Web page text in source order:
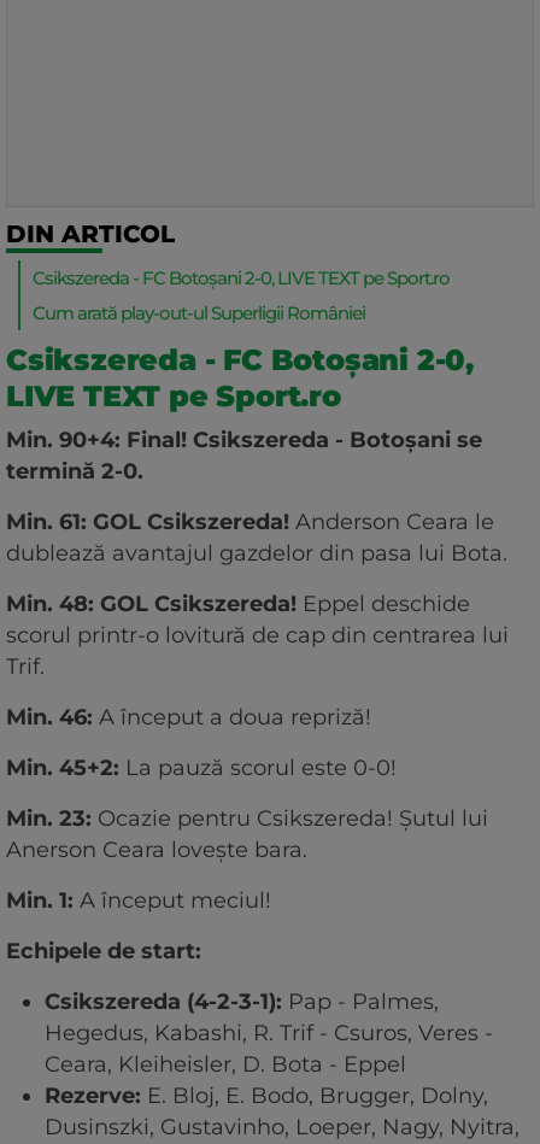
DIN ARTICOL
Csikszereda - FC Botoșani 2-0, LIVE TEXT pe Sport.ro
Cum arată play-out-ul Superligii României
Csikszereda - FC Botoșani 2-0,
LIVE TEXT pe Sport.ro
Min. 90+4: Final! Csikszereda - Botoșani se
termină 2-0.
Min. 61: GOL Csikszereda! Anderson Ceara le
dublează avantajul gazdelor din pasa lui Bota.
Min. 48: GOL Csikszereda! Eppel deschide
scorul printr-o lovitură de cap din centrarea lui
Trif.
Min. 46: A început a doua repriză!
Min. 45+2: La pauză scorul este 0-0!
Min. 23: Ocazie pentru Csikszereda! Șutul lui
Anerson Ceara lovește bara.
Min. 1: A început meciul!
Echipele de start:
Csikszereda (4-2-3-1): Pap - Palmes,
Hegedus, Kabashi, R. Trif - Csuros, Veres -
Ceara, Kleiheisler, D. Bota - Eppel
Rezerve: E. Bloj, E. Bodo, Brugger, Dolny,
Dusinszki, Gustavinho, Loeper, Nagy, Nyitra,